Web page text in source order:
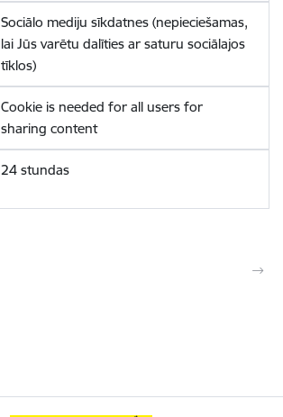
Sociālo mediju sīkdatnes (nepieciešamas,
lai Jūs varētu dalīties ar saturu sociālajos
tīklos)
Cookie is needed for all users for
sharing content
24 stundas